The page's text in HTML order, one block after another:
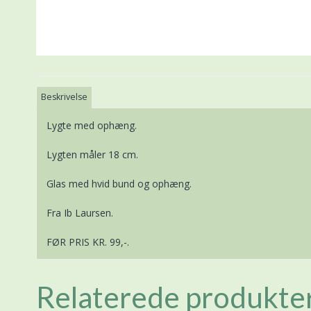
Beskrivelse
Lygte med ophæng.
Lygten måler 18 cm.
Glas med hvid bund og ophæng.
Fra Ib Laursen.
FØR PRIS KR. 99,-.
Relaterede